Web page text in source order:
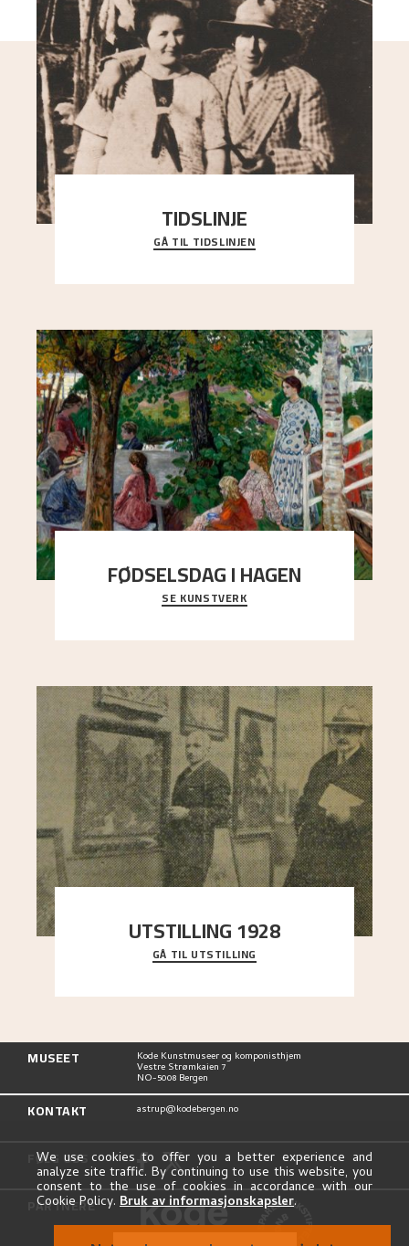
TIDSLINJE
Bli kjent med Nikolai Astrups liv, kunstnerskap og
ettermæle i en interaktiv presentasjon.
GÅ TIL TIDSLINJEN
FØDSELSDAG I HAGEN
En gruppe mennesker er samlet under de store
trekronene i prestegårdshagen...
SE KUNSTVERK
UTSTILLING 1928
Då Astrup døydde i 1928, tok vennene Moritz
Kaland og Simon Thorbjørnsen initiativ til å
GÅ TIL UTSTILLING
MUSEET Kode Kunstmuseer og komponisthjem
Vestre Strømkaien 7
NO-5008 Bergen
KONTAKT astrup@kodebergen.no
FØLG OSS
PARTNERE
We use cookies to offer you a better experience and
analyze site traffic. By continuing to use this website, you
consent to the use of cookies in accordance with our
Cookie Policy. Bruk av informasjonskapsler.